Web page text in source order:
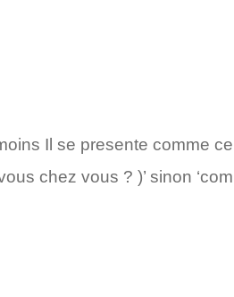
Il se presente comme
chez vous ? )’ sinon